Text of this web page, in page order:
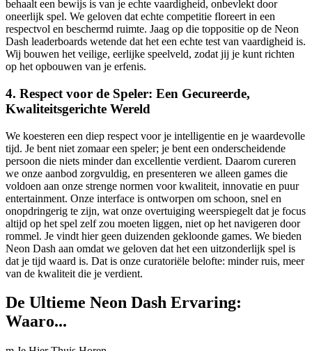
behaalt een bewijs is van je echte vaardigheid, onbevlekt door
oneerlijk spel. We geloven dat echte competitie floreert in een
respectvol en beschermd ruimte. Jaag op die toppositie op de Neon
Dash leaderboards wetende dat het een echte test van vaardigheid is.
Wij bouwen het veilige, eerlijke speelveld, zodat jij je kunt richten
op het opbouwen van je erfenis.
4. Respect voor de Speler: Een Gecureerde,
Kwaliteitsgerichte Wereld
We koesteren een diep respect voor je intelligentie en je waardevolle
tijd. Je bent niet zomaar een speler; je bent een onderscheidende
persoon die niets minder dan excellentie verdient. Daarom cureren
we onze aanbod zorgvuldig, en presenteren we alleen games die
voldoen aan onze strenge normen voor kwaliteit, innovatie en puur
entertainment. Onze interface is ontworpen om schoon, snel en
onopdringerig te zijn, wat onze overtuiging weerspiegelt dat je focus
altijd op het spel zelf zou moeten liggen, niet op het navigeren door
rommel. Je vindt hier geen duizenden gekloonde games. We bieden
Neon Dash aan omdat we geloven dat het een uitzonderlijk spel is
dat je tijd waard is. Dat is onze curatoriële belofte: minder ruis, meer
van de kwaliteit die je verdient.
De Ultieme Neon Dash Ervaring:
Waaro...